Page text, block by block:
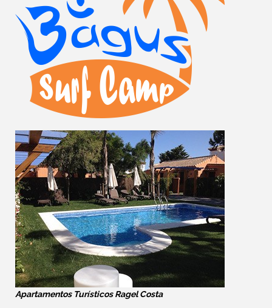
Apartamentos Turísticos Ragel Costa